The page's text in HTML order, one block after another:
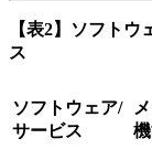
【表2】ソフト
ス
ソフトウェア/
サービス